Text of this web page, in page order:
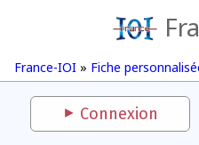
France-IOI » Fiche
Connexion